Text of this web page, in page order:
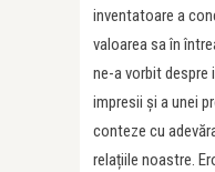
inventatoare a
valoarea sa în
ne-a vorbit despre
impresii și a unei
conteze cu
relațiile noastre.